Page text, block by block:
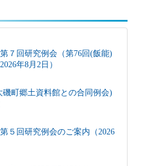
７回研究例会（第76回(飯能)
年8月2日）
町郷土資料館との合同例会)
５回研究例会のご案内（2026